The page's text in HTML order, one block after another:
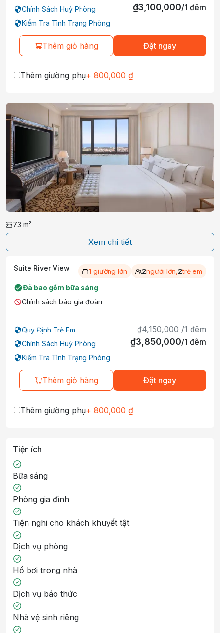
Chính Sách Huỷ Phòng
Kiểm Tra Tình Trạng Phòng
₫3,100,000/1 đêm
Thêm giỏ hàng Đặt ngay
Thêm giường phụ+ 800,000 ₫
73 m²
Xem chi tiết
Suite River View 1 giường lớn 2người lớn, 2trẻ em
Đã bao gồm bữa sáng
Chính sách báo giá đoàn
Quy Định Trẻ Em
Chính Sách Huỷ Phòng
Kiểm Tra Tình Trạng Phòng
₫4,150,000 /1 đêm
₫3,850,000/1 đêm
Thêm giỏ hàng Đặt ngay
Thêm giường phụ+ 800,000 ₫
Tiện ích
Bữa sáng
Phòng gia đình
Tiện nghi cho khách khuyết tật
Dịch vụ phòng
Hồ bơi trong nhà
Dịch vụ báo thức
Nhà vệ sinh riêng